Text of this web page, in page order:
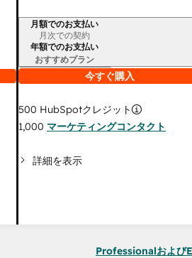
請求期間
月額でのお支払い
月次での契約
年額でのお支払い
おすすめプラン
今すぐ購入
500 HubSpotクレジット
1,000 マーケティングコンタクト
詳細を表示
Professionalおよび